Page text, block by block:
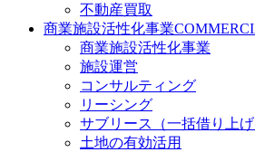
不動産買取
商業施設活性化事業
商業施設活性化事業
施設運営
コンサルティング
リーシング
サブリース（一括借り上げ
土地の有効活用